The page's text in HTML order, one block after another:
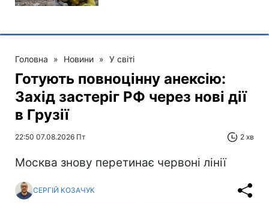
Головна » Новини » У світі
Готують повноцінну анексію:
Захід застеріг РФ через нові дії
в Грузії
22:50 07.08.2026 Пт 2 хв
Москва знову перетинає червоні лінії
СЕРГІЙ КОЗАЧУК